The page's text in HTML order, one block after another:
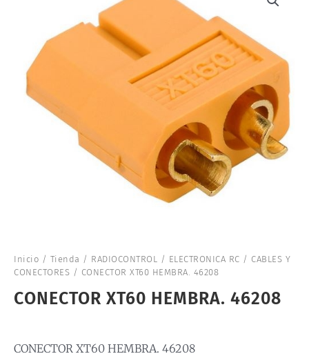
Inicio / Tienda / RADIOCONTROL / ELECTRONICA RC / CABLES Y
CONECTORES / CONECTOR XT60 HEMBRA. 46208
CONECTOR XT60 HEMBRA. 46208
CONECTOR XT60 HEMBRA. 46208